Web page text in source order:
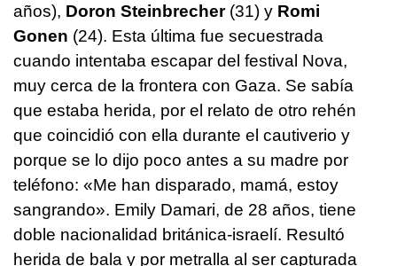
años), Doron Steinbrecher(31) y Romi
Gonen (24). Esta última fue secuestrada
cuando intentaba escapar del festival Nova,
muy cerca de la frontera con Gaza. Se sabía
que estaba herida, por el relato de otro rehén
que coincidió con ella durante el cautiverio y
porque se lo dijo poco antes a su madre por
teléfono: «Me han disparado, mamá, estoy
sangrando». Emily Damari, de 28 años, tiene
doble nacionalidad británica-israelí. Resultó
herida de bala y por metralla al ser capturada